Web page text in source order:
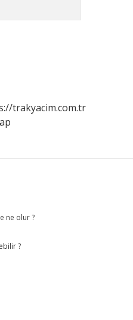
trakyacim.com.tr
ne olur ?
?